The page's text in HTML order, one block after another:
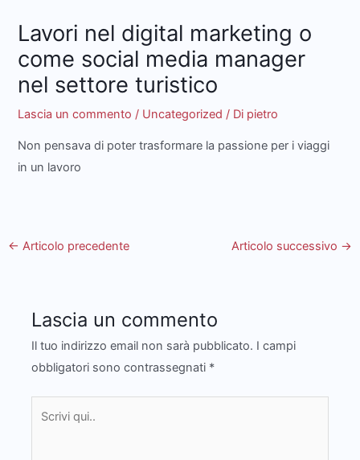
Lavori nel digital marketing o
come social media manager
nel settore turistico
Lascia un commento / Uncategorized / Di pietro
Non pensava di poter trasformare la passione per i viaggi
in un lavoro
← Articolo precedente Articolo successivo →
Lascia un commento
Il tuo indirizzo email non sarà pubblicato. I campi
obbligatori sono contrassegnati *